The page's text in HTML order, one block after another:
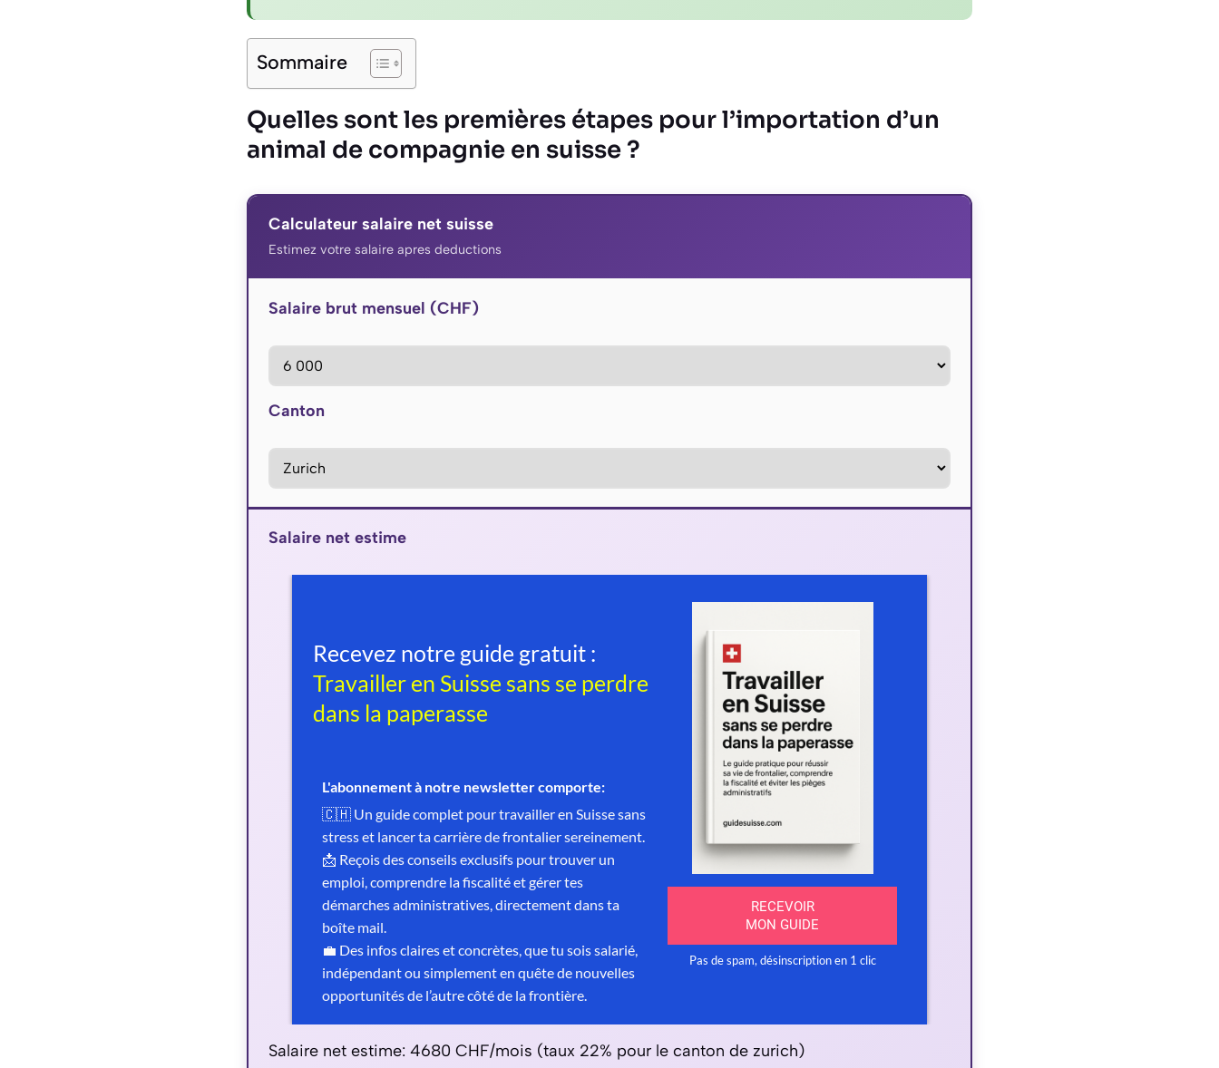
Sommaire
Quelles sont les premières étapes pour l’importation d’un
animal de compagnie en suisse ?
Calculateur salaire net suisse
Estimez votre salaire apres deductions
Salaire brut mensuel (CHF)
Canton
Salaire net estime
Salaire net estime: 4680 CHF/mois (taux 22% pour le canton de zurich)